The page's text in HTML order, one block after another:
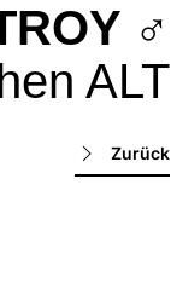
♂
ALT
Zurück